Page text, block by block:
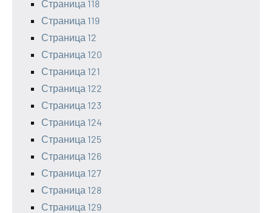
Страница 118
Страница 119
Страница 12
Страница 120
Страница 121
Страница 122
Страница 123
Страница 124
Страница 125
Страница 126
Страница 127
Страница 128
Страница 129